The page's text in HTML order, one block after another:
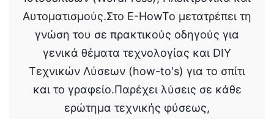
Αυτοματισμούς.Στο E-HowTo μετατρέπει τη
γνώση του σε πρακτικούς οδηγούς για
γενικά θέματα τεχνολογίας και DIY
Τεχνικών Λύσεων (how-to's) για το σπίτι
και το γραφείο.Παρέχει λύσεις σε κάθε
ερώτημα τεχνικής φύσεως,